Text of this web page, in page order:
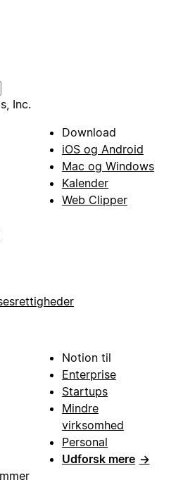
Inc.
Download
iOS og Android
Mac og Windows
Kalender
Web Clipper
Notion til
Enterprise
Startups
Mindre
virksomhed
Personal
Udforsk mere →